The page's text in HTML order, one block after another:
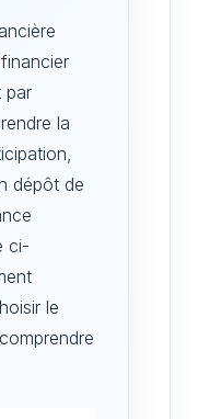
par
la
dépôt de
ci-
le